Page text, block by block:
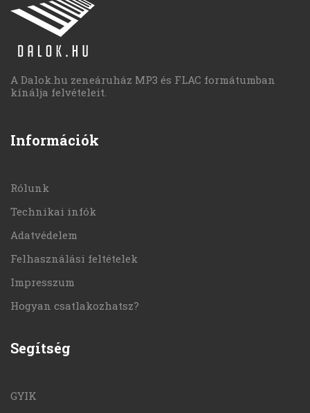
A Dalok.hu zeneáruház MP3 és FLAC formátumban
kínálja felvételeit.
Információk
Rólunk
Technikai infók
Adatvédelem
Felhasználási feltételek
Impresszum
Hogyan csatlakozhatsz?
Segítség
GYIK